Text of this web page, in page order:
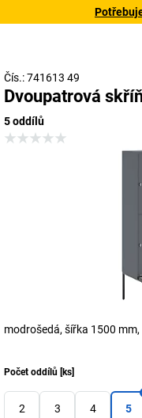
Čís.: 741613 49
Dvoupatrová
5 oddílů
modrošedá, šířka 1500
Počet oddílů [ks]
2 3 4 5